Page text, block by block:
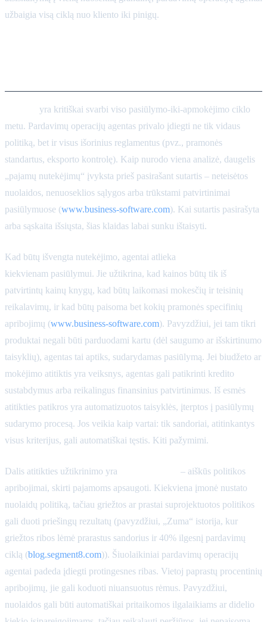
užbaigia visą ciklą nuo kliento iki pinigų.
yra kritiškai svarbi viso pasiūlymo-iki-apmokėjimo ciklo
metu. Pardavimų operacijų agentas privalo įdiegti ne tik vidaus
politiką, bet ir visus išorinius reglamentus (pvz., pramonės
standartus, eksporto kontrolę). Kaip nurodo viena analizė, daugelis
„pajamų nutekėjimų“ įvyksta prieš pasirašant sutartis – neteisėtos
nuolaidos, nenuoseklios sąlygos arba trūkstami patvirtinimai
pasiūlymuose (www.business-software.com). Kai sutartis pasirašyta
arba sąskaita išsiųsta, šias klaidas labai sunku ištaisyti.
Kad būtų išvengta nutekėjimo, agentai atlieka
kiekvienam pasiūlymui. Jie užtikrina, kad kainos būtų tik iš
patvirtintų kainų knygų, kad būtų laikomasi mokesčių ir teisinių
reikalavimų, ir kad būtų paisoma bet kokių pramonės specifinių
apribojimų (www.business-software.com). Pavyzdžiui, jei tam tikri
produktai negali būti parduodami kartu (dėl saugumo ar išskirtinumo
taisyklių), agentas tai aptiks, sudarydamas pasiūlymą. Jei biudžeto ar
mokėjimo atitiktis yra veiksnys, agentas gali patikrinti kredito
sustabdymus arba reikalingus finansinius patvirtinimus. Iš esmės
atitikties patikros yra automatizuotos taisyklės, įterptos į pasiūlymų
sudarymo procesą. Jos veikia kaip vartai: tik sandoriai, atitinkantys
visus kriterijus, gali automatiškai tęstis. Kiti pažymimi.
Dalis atitikties užtikrinimo yra
– aiškūs politikos
apribojimai, skirti pajamoms apsaugoti. Kiekviena įmonė nustato
nuolaidų politiką, tačiau griežtos ar prastai suprojektuotos politikos
gali duoti priešingų rezultatų (pavyzdžiui, „Zuma“ istorija, kur
griežtos ribos lėmė prarastus sandorius ir 40% ilgesnį pardavimų
ciklą (blog.segment8.com)). Šiuolaikiniai pardavimų operacijų
agentai padeda įdiegti protingesnes ribas. Vietoj paprastų procentinių
apribojimų, jie gali koduoti niuansuotus rėmus. Pavyzdžiui,
nuolaidos gali būti automatiškai pritaikomos ilgalaikiams ar didelio